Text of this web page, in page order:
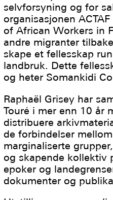
selvforsyning og for
organisasjonen
of African Workers in
andre migranter
skape et fellesskap
landbruk. Dette
og heter Somankidi
Raphaël Grisey har
Touré i mer enn 10 år
distribuere
de forbindelser
marginaliserte
og skapende kollektiv
epoker og
dokumenter og